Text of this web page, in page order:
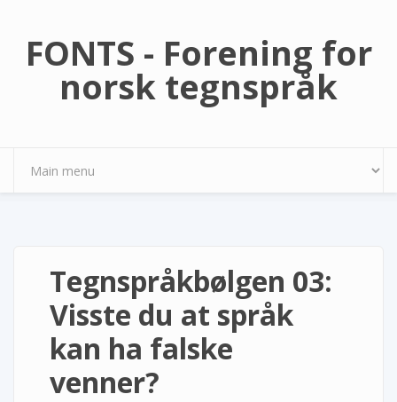
FONTS - Forening for
norsk tegnspråk
Tegnspråkbølgen 03:
Visste du at språk
kan ha falske
venner?